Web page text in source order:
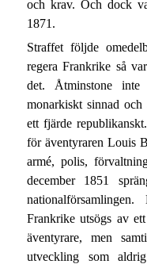
och krav. Och dock
1871.
Straffet följde
regera Frankrike så
det. Åtminstone
monarkiskt sinnad
ett fjärde
för äventyraren Louis
armé, polis,
december 1851
Frankrike utsögs av
äventyrare, men
utveckling som